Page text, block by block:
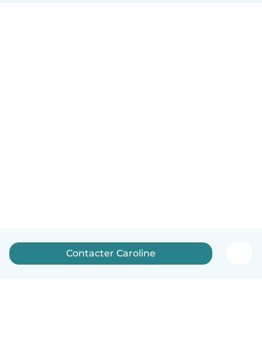
Contacter Caroline